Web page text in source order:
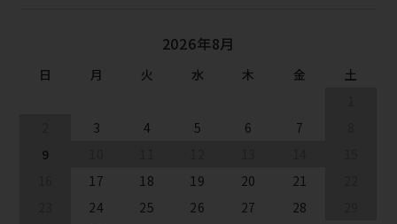
2026年8月
日 月 火 水 木 金
土
3 4 5 6 7
9
17 18 19 20 21
24 25 26 27 28